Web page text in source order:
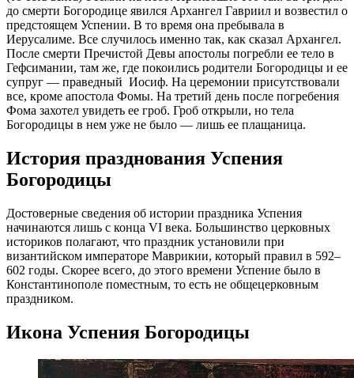
до смерти Богородице явился Архангел Гавриил и возвестил о
предстоящем Успении. В то время она пребывала в
Иерусалиме. Все случилось именно так, как сказал Архангел.
После смерти Пречистой Девы апостолы погребли ее тело в
Гефсимании, там же, где покоились родители Богородицы и ее
супруг — праведный Иосиф. На церемонии присутствовали
все, кроме апостола Фомы. На третий день после погребения
Фома захотел увидеть ее гроб. Гроб открыли, но тела
Богородицы в нем уже не было — лишь ее плащаница.
История празднования Успения
Богородицы
Достоверные сведения об истории праздника Успения
начинаются лишь с конца VI века. Большинство церковных
историков полагают, что праздник установили при
византийском императоре Маврикии, который правил в 592–
602 годы. Скорее всего, до этого времени Успение было в
Константинополе поместным, то есть не общецерковным
праздником.
Икона Успения Богородицы